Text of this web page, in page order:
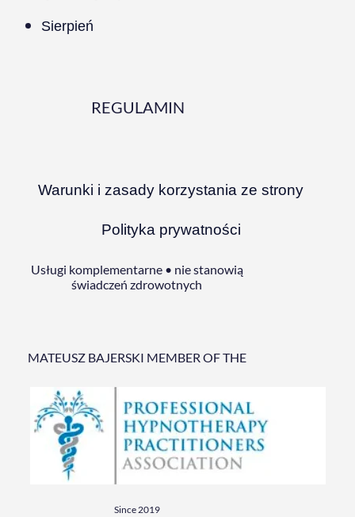
Sierpień
REGULAMIN
Warunki i zasady korzystania ze strony
Polityka prywatności
Usługi komplementarne • nie stanowią
świadczeń zdrowotnych
MATEUSZ BAJERSKI MEMBER OF THE
Since 2019